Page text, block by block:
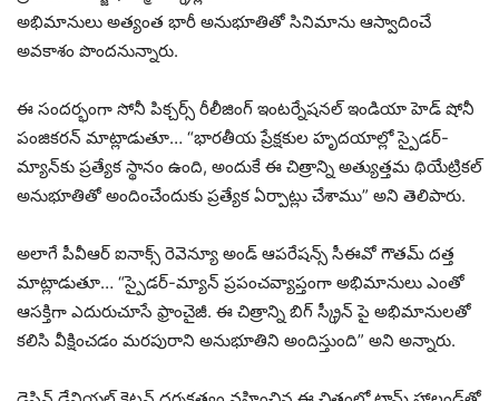
అభిమానులు అత్యంత భారీ అనుభూతితో సినిమాను ఆస్వాదించే
అవకాశం పొందనున్నారు.
ఈ సందర్భంగా సోనీ పిక్చర్స్ రీలీజింగ్ ఇంటర్నేషనల్ ఇండియా హెడ్ షోనీ
పంజికరన్ మాట్లాడుతూ… “భారతీయ ప్రేక్షకుల హృదయాల్లో స్పైడర్-
మ్యాన్‌కు ప్రత్యేక స్థానం ఉంది, అందుకే ఈ చిత్రాన్ని అత్యుత్తమ థియేట్రికల్
అనుభూతితో అందించేందుకు ప్రత్యేక ఏర్పాట్లు చేశాము” అని తెలిపారు.
అలాగే పీవీఆర్ ఐనాక్స్ రెవెన్యూ అండ్ ఆపరేషన్స్ సీఈవో గౌతమ్ దత్త
మాట్లాడుతూ… “స్పైడర్-మ్యాన్ ప్రపంచవ్యాప్తంగా అభిమానులు ఎంతో
ఆసక్తిగా ఎదురుచూసే ఫ్రాంచైజీ. ఈ చిత్రాన్ని బిగ్ స్క్రీన్ పై అభిమానులతో
కలిసి వీక్షించడం మరపురాని అనుభూతిని అందిస్తుంది” అని అన్నారు.